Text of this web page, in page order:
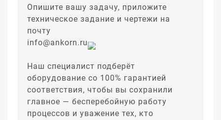
Опишите вашу задачу, приложите
техническое задание и чертежи на
почту
info@ankorn.ru
Наш специалист подберёт
оборудование со 100% гарантией
соответствия, чтобы вы сохранили
главное — бесперебойную работу
процессов и уважение тех, кто